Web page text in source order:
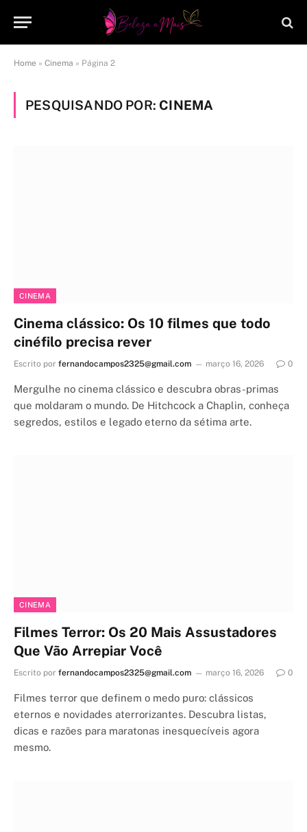
Home » Cinema » Página 2
PESQUISANDO POR: CINEMA
CINEMA
Cinema clássico: Os 10 filmes que todo
cinéfilo precisa rever
Escrito por fernandocampos2325@gmail.com março 16, 2026 0
Mergulhe no cinema clássico e descubra obras-primas
que moldaram o mundo. De Hitchcock a Chaplin, conheça
segredos, estilos e legado eterno da sétima arte.
CINEMA
Filmes Terror: Os 20 Mais Assustadores
Que Vão Arrepiar Você
Escrito por fernandocampos2325@gmail.com março 16, 2026 0
Filmes terror que definem o medo puro: clássicos
eternos e novidades aterrorizantes. Descubra listas,
dicas e razões para maratonas inesquecíveis agora
mesmo.